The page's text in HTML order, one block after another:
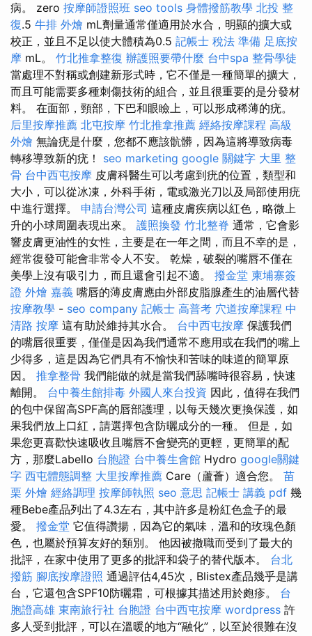
病。 zero 按摩師證照班 seo tools 身體撥筋教學 北投 整
復.5 牛排 外燴 mL劑量通常僅適用於水合，明顯的擴大或
校正，並且不足以使大體積為0.5 記帳士 稅法 準備 足底按
摩 mL。 竹北推拿整復 辦護照要帶什麼 台中spa 整骨學徒
當處理不對稱或創建新形式時，它不僅是一種簡單的擴大，
而且可能需要多種刺傷技術的組合，並且很重要的是分發材
料。 在面部，頸部，下巴和眼瞼上，可以形成稀薄的疣。
后里按摩推薦 北屯按摩 竹北推拿推薦 經絡按摩課程 高級
外燴 無論疣是什麼，您都不應該骯髒，因為這將導致病毒
轉移導致新的疣！ seo marketing google 關鍵字 大里 整
骨 台中西屯按摩 皮膚科醫生可以考慮到疣的位置，類型和
大小，可以從冰凍，外科手術，電或激光刀以及局部使用疣
中進行選擇。 申請台灣公司 這種皮膚疾病以紅色，略微上
升的小球周圍表現出來。 護照換發 竹北整脊 通常，它會影
響皮膚更油性的女性，主要是在一年之間，而且不幸的是，
經常復發可能會非常令人不安。 乾燥，破裂的嘴唇不僅在
美學上沒有吸引力，而且還會引起不適。 撥金堂 柬埔寨簽
證 外燴 嘉義 嘴唇的薄皮膚應由外部皮脂腺產生的油層代替
按摩教學 - seo company 記帳士 高普考 穴道按摩課程 中
清路 按摩 這有助於維持其水合。 台中西屯按摩 保護我們
的嘴唇很重要，僅僅是因為我們通常不應用或在我們的嘴上
少得多，這是因為它們具有不愉快和苦味的味道的簡單原
因。 推拿整骨 我們能做的就是當我們舔嘴時很容易，快速
離開。 台中養生館排毒 外國人來台投資 因此，值得在我們
的包中保留高SPF高的唇部護理，以每天幾次更換保護，如
果我們放上口紅，請選擇包含防曬成分的一種。 但是，如
果您更喜歡快速吸收且嘴唇不會變亮的更輕，更簡單的配
方，那麼Labello 台胞證 台中養生會館 Hydro google關鍵
字 西屯體態調整 大里按摩推薦 Care（蘆薈）適合您。 苗
栗 外燴 經絡調理 按摩師執照 seo 意思 記帳士 講義 pdf 幾
種Bebe產品列出了4.3左右，其中許多是粉紅色盒子的最
愛。 撥金堂 它值得讚揚，因為它的氣味，溫和的玫瑰色顏
色，也屬於預算友好的類別。 他因被撤職而受到了最大的
批評，在家中使用了更多的批評和袋子的替代版本。 台北
撥筋 腳底按摩證照 通過評估4,45次，Blistex產品幾乎是講
台，它還包含SPF10防曬霜，可根據其描述用於皰疹。 台
胞證高雄 東南旅行社 台胞證 台中西屯按摩 wordpress 許
多人受到批評，可以在溫暖的地方“融化”，以至於很難在沒